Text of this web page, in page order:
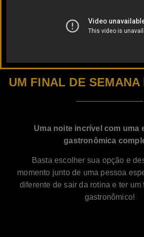
UM FINAL DE SEMANA
Uma noite incrível com uma
gastronômica
Basta escolher sua opção e
momento junto de uma pessoa
diferente de sair da rotina e ter um
gastronômico!